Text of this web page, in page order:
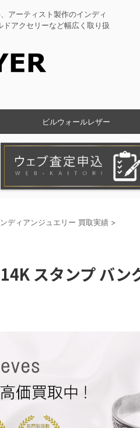
アーティスト製作のインディ
ドアクセリーなど幅広く取り扱
ビルウォールレザー
ディアンジュエリー 買取実績 >
スタンプ バン